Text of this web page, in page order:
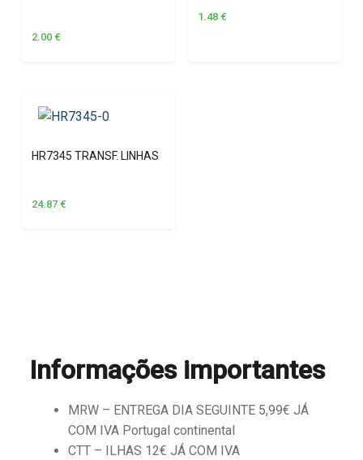
2.00 €
1.48 €
HR7345 TRANSF. LINHAS
24.87 €
Informações importantes
MRW – ENTREGA DIA SEGUINTE 5,99€ JÁ
COM IVA Portugal continental
CTT – ILHAS 12€ JÁ COM IVA